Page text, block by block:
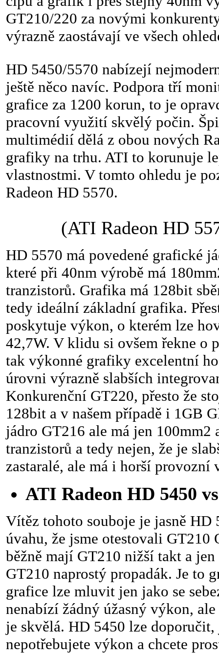
GT210/220 za novými
výrazně zaostávají ve všech
HD 5450/5570 nabízejí
ještě něco navíc. Podpora tří
grafice za 1200 korun, to je
pracovní využití skvělý počin.
multimédií dělá z obou nových
grafiky na trhu. ATI to korunuje
vlastnostmi. V tomto ohledu je
Radeon HD 5570.
(ATI Radeon HD
HD 5570 má povedené grafické
které při 40nm výrobě má
tranzistorů. Grafika má 128bit
tedy ideální základní grafika.
poskytuje výkon, o kterém lze
42,7W. V klidu si ovšem řekne o
tak výkonné grafiky excelentní
úrovni výrazně slabších
Konkurenční GT220, přesto že
128bit a v našem případě i 1GB
jádro GT216 ale má jen 100mm2
tranzistorů a tedy nejen, že je
zastaralé, ale má i horší provozní
ATI Radeon HD 5450
Vítěz tohoto souboje je jasně HD
úvahu, že jsme otestovali GT210
běžně mají GT210 nižší takt a
GT210 naprostý propadák. Je to
grafice lze mluvit jen jako se
nenabízí žádný úžasný výkon,
je skvělá. HD 5450 lze
nepotřebujete výkon a chcete